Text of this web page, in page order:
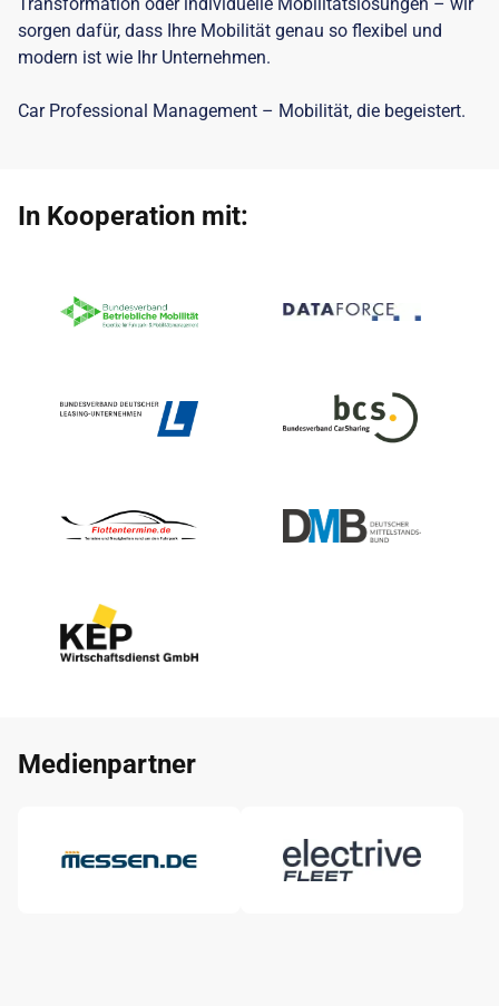
sorgen dafür, dass Ihre Mobilität genau so flexibel und
modern ist wie Ihr Unternehmen.
Car Professional Management – Mobilität, die begeistert.
In Kooperation mit:
Medienpartner